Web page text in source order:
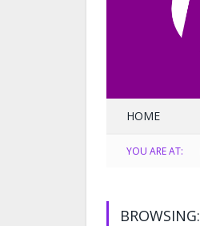
HOME
YOU ARE AT:
BROWSING: